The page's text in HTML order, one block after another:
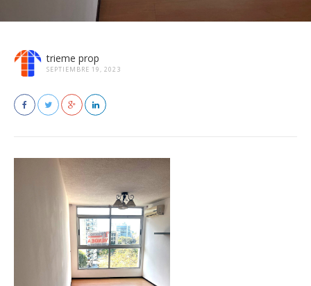
trieme prop
SEPTIEMBRE 19, 2023